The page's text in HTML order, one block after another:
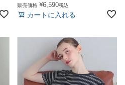
販売価格 ¥6,590税込
カートに入れる